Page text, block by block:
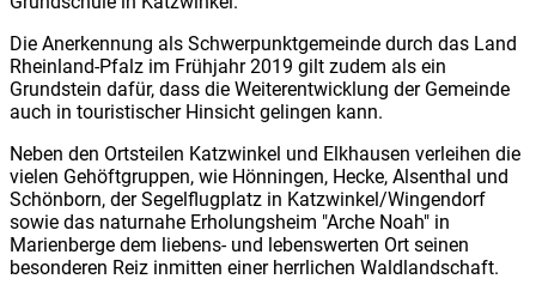
Die Anerkennung als Schwerpunktgemeinde durch das Land
Rheinland-Pfalz im Frühjahr 2019 gilt zudem als ein
Grundstein dafür, dass die Weiterentwicklung der Gemeinde
auch in touristischer Hinsicht gelingen kann.
Neben den Ortsteilen Katzwinkel und Elkhausen verleihen die
vielen Gehöftgruppen, wie Hönningen, Hecke, Alsenthal und
Schönborn, der Segelflugplatz in Katzwinkel/Wingendorf
sowie das naturnahe Erholungsheim "Arche Noah" in
Marienberge dem liebens- und lebenswerten Ort seinen
besonderen Reiz inmitten einer herrlichen Waldlandschaft.